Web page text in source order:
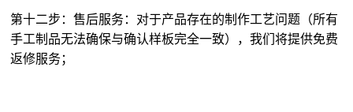
第十二步：售后服务：对于产品存在的制作工艺问题（所有
手工制品无法确保与确认样板完全一致），我们将提供免费
返修服务；